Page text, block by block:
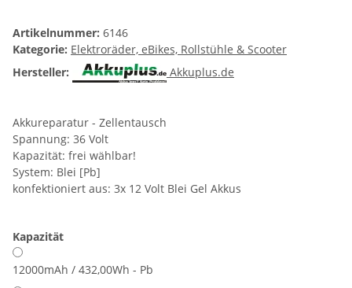
Artikelnummer: 6146
Kategorie: Elektroräder, eBikes, Rollstühle & Scooter
Hersteller:
Akkuplus.de
Akkureparatur - Zellentausch
Spannung: 36 Volt
Kapazität: frei wählbar!
System: Blei [Pb]
konfektioniert aus: 3x 12 Volt Blei Gel Akkus
Kapazität
12000mAh / 432,00Wh - Pb